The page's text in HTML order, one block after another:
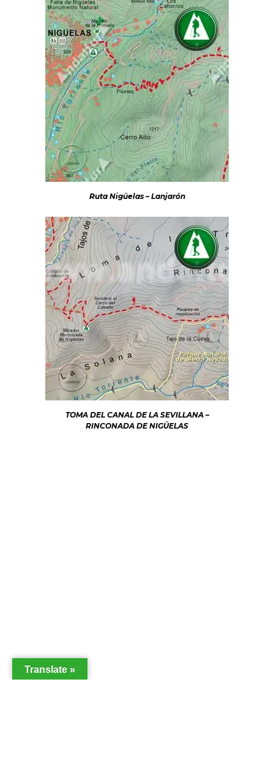
Ruta Nigüelas – Lanjarón
TOMA DEL CANAL DE LA SEVILLANA –
RINCONADA DE NIGÜELAS
Translate »